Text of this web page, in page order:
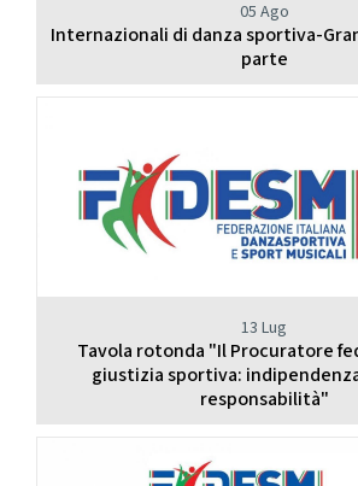
05 Ago
Internazionali di danza sportiva-
parte
13 Lug
Tavola rotonda "Il Procuratore
giustizia sportiva:
responsabilità"